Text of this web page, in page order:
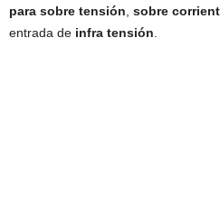
para sobre tensión sobre
entrada de infra tensión